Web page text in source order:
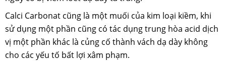
Calci Carbonat cũng là một muối của kim loại kiềm, khi
sử dụng một phần cũng có tác dụng trung hòa acid dịch
vị một phần khác là củng cố thành vách dạ dày không
cho các yếu tố bất lợi xâm phạm.